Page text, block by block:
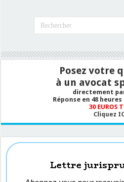
Posez votre
à un avocat
directement
Réponse en 48
30 EUROS
Cliquez
Lettre